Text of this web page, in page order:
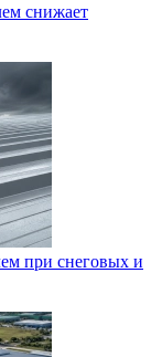
снижает
при снеговых и